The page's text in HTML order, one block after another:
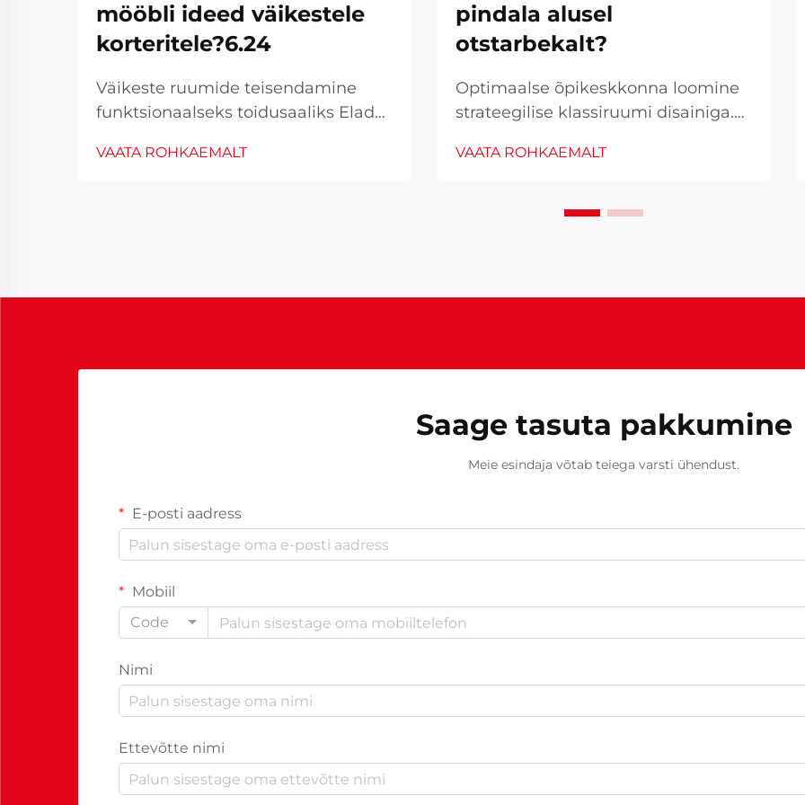
mööbli ideed väikestele
korteritele?6.24
Väikeste ruumide teisendamine
funktsionaalseks toidusaaliks Elades
või funktsionaalsuse ohverdamist
VAATA ROHKAEMALT
pindala alusel
otstarbekalt?
Optimaalse õpikeskkonna loomine
strateegilise klassiruumi disainiga.
klassiruumi mööblit, mõju on sügav
ja terviklikule klassiruumi
VAATA ROHKAEMALT
Saage tasuta pakkumine
Meie esindaja võtab teiega varsti ühendust.
E-posti aadress
Mobiil
Code
Nimi
Ettevõtte nimi